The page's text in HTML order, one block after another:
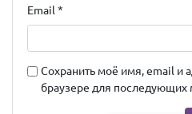
Email*
Сохранить моё имя, email и
браузере для последующих